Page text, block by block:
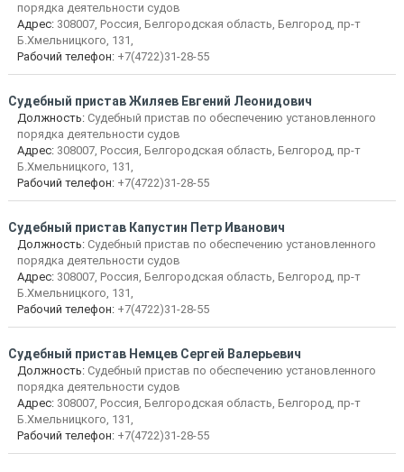
порядка деятельности судов
Адрес:308007, Россия, Белгородская область, Белгород, пр-т
Б.Хмельницкого, 131,
Рабочий телефон:+7(4722)31-28-55
Судебный пристав Жиляев Евгений Леонидович
Должность:Судебный пристав по обеспечению установленного
порядка деятельности судов
Адрес:308007, Россия, Белгородская область, Белгород, пр-т
Б.Хмельницкого, 131,
Рабочий телефон:+7(4722)31-28-55
Судебный пристав Капустин Петр Иванович
Должность:Судебный пристав по обеспечению установленного
порядка деятельности судов
Адрес:308007, Россия, Белгородская область, Белгород, пр-т
Б.Хмельницкого, 131,
Рабочий телефон:+7(4722)31-28-55
Судебный пристав Немцев Сергей Валерьевич
Должность:Судебный пристав по обеспечению установленного
порядка деятельности судов
Адрес:308007, Россия, Белгородская область, Белгород, пр-т
Б.Хмельницкого, 131,
Рабочий телефон:+7(4722)31-28-55